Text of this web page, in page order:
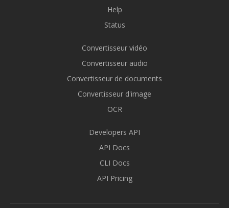
Help
Status
Convertisseur vidéo
Convertisseur audio
Convertisseur de documents
Convertisseur d'image
OCR
Developers API
API Docs
CLI Docs
API Pricing